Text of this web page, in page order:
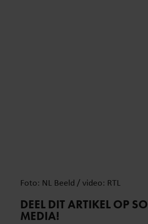
Foto: NL Beeld / video: RTL
DEEL DIT ARTIKEL OP
MEDIA!